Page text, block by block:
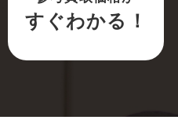
すぐわかる！